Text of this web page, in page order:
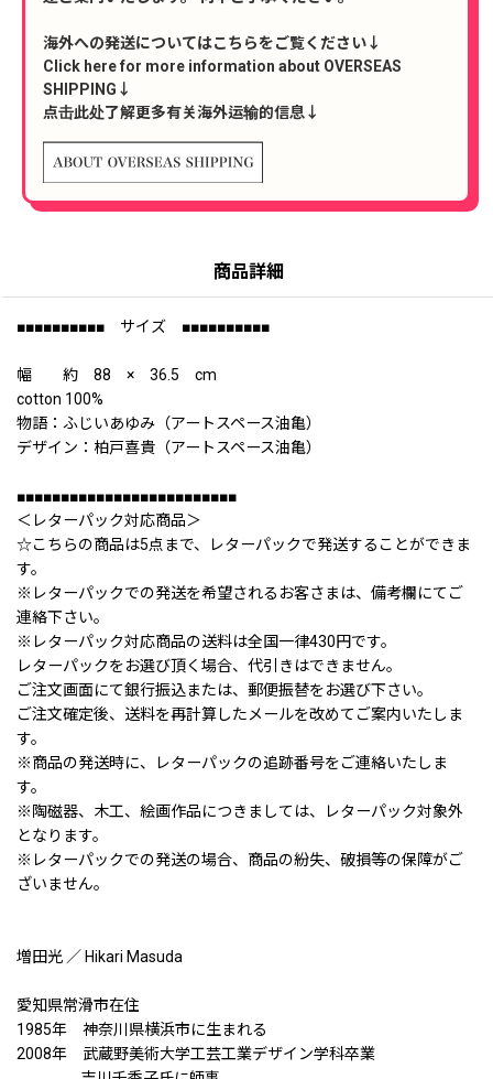
海外への発送についてはこちらをご覧ください↓
Click here for more information about OVERSEAS
SHIPPING↓
点击此处了解更多有关海外运输的信息↓
商品詳細
■■■■■■■■■■ サイズ ■■■■■■■■■■
幅 約 88 × 36.5 cm
cotton 100%
物語：ふじいあゆみ（アートスペース油亀）
デザイン：柏戸喜貴（アートスペース油亀）
■■■■■■■■■■■■■■■■■■■■■■■■■
＜レターパック対応商品＞
☆こちらの商品は5点まで、レターパックで発送することができま
す。
※レターパックでの発送を希望されるお客さまは、備考欄にてご
連絡下さい。
※レターパック対応商品の送料は全国一律430円です。
レターパックをお選び頂く場合、代引きはできません。
ご注文画面にて銀行振込または、郵便振替をお選び下さい。
ご注文確定後、送料を再計算したメールを改めてご案内いたしま
す。
※商品の発送時に、レターパックの追跡番号をご連絡いたしま
す。
※陶磁器、木工、絵画作品につきましては、レターパック対象外
となります。
※レターパックでの発送の場合、商品の紛失、破損等の保障がご
ざいません。
増田光 ／ Hikari Masuda
愛知県常滑市在住
1985年 神奈川県横浜市に生まれる
2008年 武蔵野美術大学工芸工業デザイン学科卒業